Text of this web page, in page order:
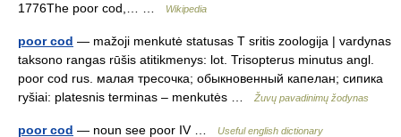
1776The poor cod,… …
Wikipedia
poor cod — mažoji menkutė statusas T sritis zoologija | vardynas
taksono rangas rūšis atitikmenys: lot. Trisopterus minutus angl.
poor cod rus. малая тресочка; обыкновенный капелан; сипика
ryšiai: platesnis terminas – menkutės …
Žuvų pavadinimų žodynas
poor cod — noun see poor IV … Useful english dictionary